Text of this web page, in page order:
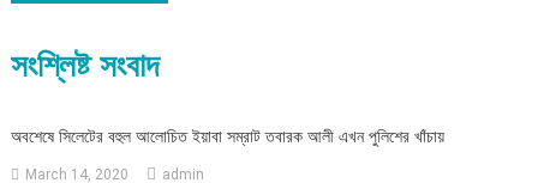
সংশ্লিষ্ট সংবাদ
অবশেষে সিলেটের বহুল আলোচিত ইয়াবা সম্রাট তবারক আলী এখন পুলিশের খাঁচায়
March 14, 2020 admin